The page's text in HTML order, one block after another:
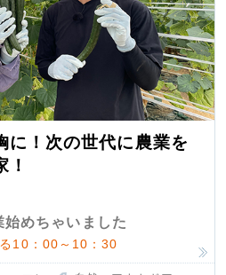
に！次の世代に農業を
！
めちゃいました
10：00～10：30